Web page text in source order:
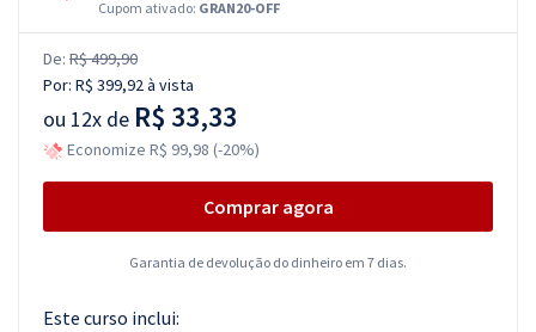
Cupom ativado: GRAN20-OFF
De: R$ 499,90
Por: R$ 399,92à vista
ou 12x de R$ 33,33
Economize R$ 99,98 (-20%)
Comprar agora
Garantia de devolução do dinheiro em 7 dias.
Este curso inclui: